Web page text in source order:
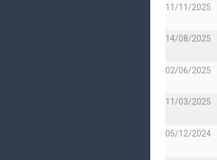
11/11/2025
14/08/2025
02/06/2025
11/03/2025
05/12/2024